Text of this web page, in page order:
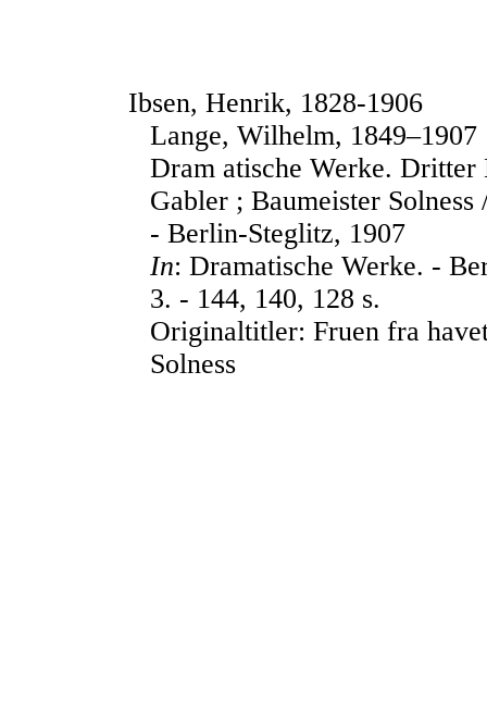
Ibsen, Henrik, 1828-1906
Lange, Wilhelm, 1849–1907
Dram atische Werke.
Gabler ; Baumeister
- Berlin-Steglitz, 1907
In: Dramatische Werke. -
3. - 144, 140, 128 s.
Originaltitler: Fruen fra
Solness